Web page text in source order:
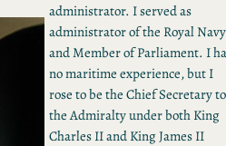
administrator. I served as
administrator of the Royal Navy
and Member of Parliament. I
no maritime experience, but I
rose to be the Chief Secretary to
the Admiralty under both King
Charles II and King James II